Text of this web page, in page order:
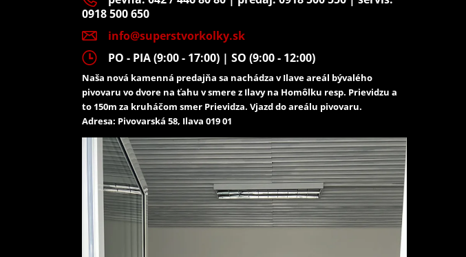
0918 500 650
info@superstvorkolky.sk
PO - PIA (9:00 - 17:00) | SO (9:00 - 12:00)
Naša nová kamenná predajňa sa nachádza v Ilave areál bývalého
pivovaru vo dvore na ťahu v smere z Ilavy na Homôlku resp. Prievidzu a
to 150m za kruháčom smer Prievidza. Vjazd do areálu pivovaru.
Adresa: Pivovarská 58, Ilava 019 01